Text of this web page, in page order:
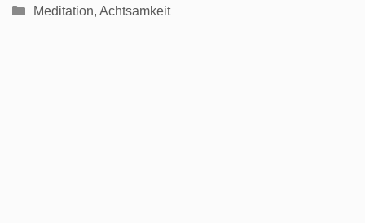
Kategorien
Meditation, Achtsamkeit